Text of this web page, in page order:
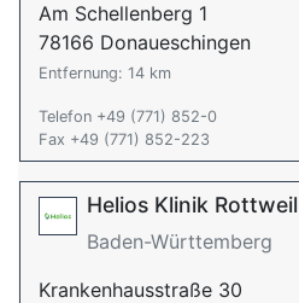
Am Schellenberg 1
78166 Donaueschingen
Entfernung: 14 km
Telefon +49 (771) 852-0
Fax +49 (771) 852-223
Helios Klinik Rottweil
Baden-Württemberg
Krankenhausstraße 30